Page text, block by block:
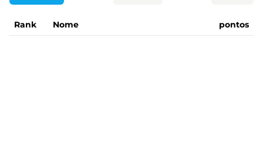
Rank Nome pontos